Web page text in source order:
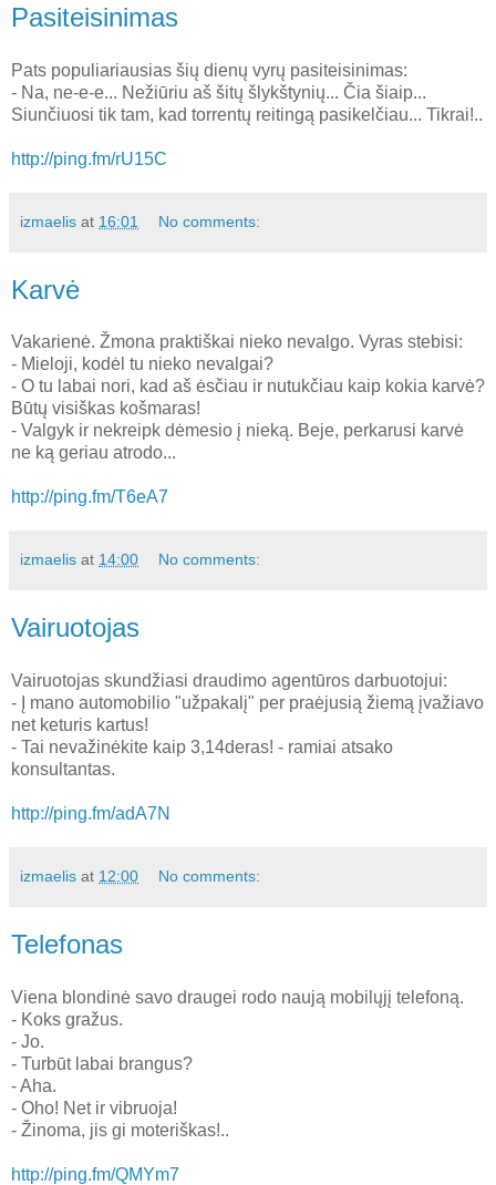
Pasiteisinimas
Pats populiariausias šių dienų vyrų pasiteisinimas:
- Na, ne-e-e... Nežiūriu aš šitų šlykštynių... Čia šiaip...
Siunčiuosi tik tam, kad torrentų reitingą pasikelčiau... Tikrai!..
http://ping.fm/rU15C
izmaelis at 16:01 No comments:
Karvė
Vakarienė. Žmona praktiškai nieko nevalgo. Vyras stebisi:
- Mieloji, kodėl tu nieko nevalgai?
- O tu labai nori, kad aš ėsčiau ir nutukčiau kaip kokia karvė?
Būtų visiškas košmaras!
- Valgyk ir nekreipk dėmesio į nieką. Beje, perkarusi karvė
ne ką geriau atrodo...
http://ping.fm/T6eA7
izmaelis at 14:00 No comments:
Vairuotojas
Vairuotojas skundžiasi draudimo agentūros darbuotojui:
- Į mano automobilio "užpakalį" per praėjusią žiemą įvažiavo
net keturis kartus!
- Tai nevažinėkite kaip 3,14deras! - ramiai atsako
konsultantas.
http://ping.fm/adA7N
izmaelis at 12:00 No comments:
Telefonas
Viena blondinė savo draugei rodo naują mobilųjį telefoną.
- Koks gražus.
- Jo.
- Turbūt labai brangus?
- Aha.
- Oho! Net ir vibruoja!
- Žinoma, jis gi moteriškas!..
http://ping.fm/QMYm7